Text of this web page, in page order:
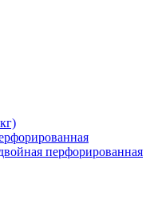
перфорированная